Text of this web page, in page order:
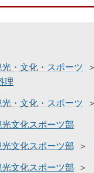
光・文化・スポーツ
理
光・文化・スポーツ
光文化スポーツ部
光文化スポーツ部
光文化スポーツ部